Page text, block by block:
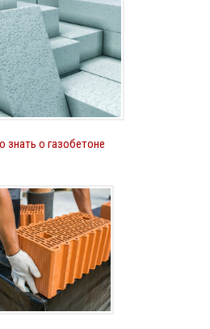
знать о газобетоне